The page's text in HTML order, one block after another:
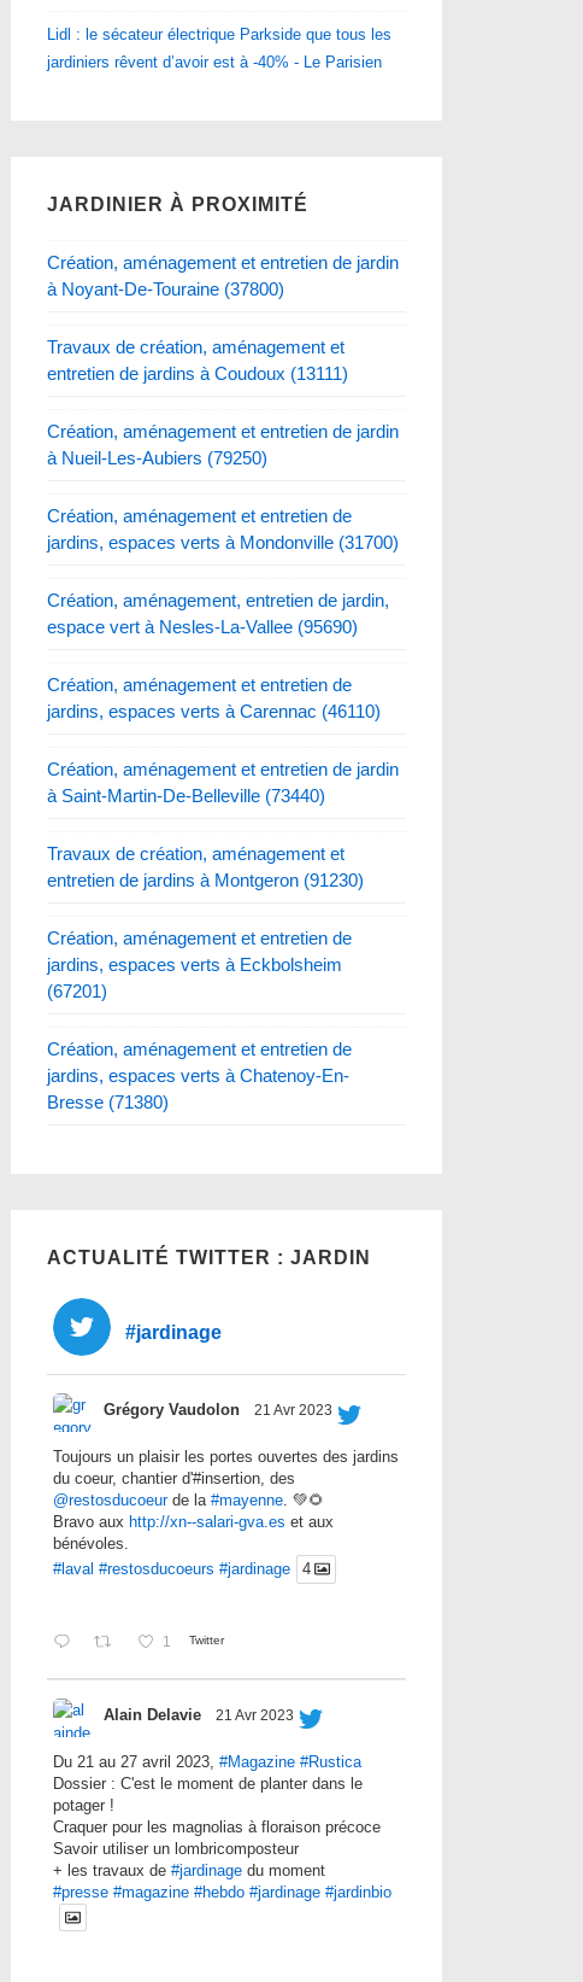
Lidl : le sécateur électrique Parkside que tous les
jardiniers rêvent d’avoir est à -40% - Le Parisien
JARDINIER À PROXIMITÉ
Création, aménagement et entretien de jardin
à Noyant-De-Touraine (37800)
Travaux de création, aménagement et
entretien de jardins à Coudoux (13111)
Création, aménagement et entretien de jardin
à Nueil-Les-Aubiers (79250)
Création, aménagement et entretien de
jardins, espaces verts à Mondonville (31700)
Création, aménagement, entretien de jardin,
espace vert à Nesles-La-Vallee (95690)
Création, aménagement et entretien de
jardins, espaces verts à Carennac (46110)
Création, aménagement et entretien de jardin
à Saint-Martin-De-Belleville (73440)
Travaux de création, aménagement et
entretien de jardins à Montgeron (91230)
Création, aménagement et entretien de
jardins, espaces verts à Eckbolsheim
(67201)
Création, aménagement et entretien de
jardins, espaces verts à Chatenoy-En-
Bresse (71380)
ACTUALITÉ TWITTER : JARDIN
#jardinage
Grégory Vaudolon 21 Avr 2023
Toujours un plaisir les portes ouvertes des jardins
du coeur, chantier d'#insertion, des
@restosducoeurde la#mayenne. 💚🌻
Bravo aux http://xn--salari-gva.es et aux
bénévoles.
#laval #restosducoeurs #jardinage 4
1 Twitter
Alain Delavie 21 Avr 2023
Du 21 au 27 avril 2023,#Magazine #Rustica
Dossier : C'est le moment de planter dans le
potager !
Craquer pour les magnolias à floraison précoce
Savoir utiliser un lombricomposteur
+ les travaux de#jardinage du moment
#presse #magazine #hebdo #jardinage #jardinbio